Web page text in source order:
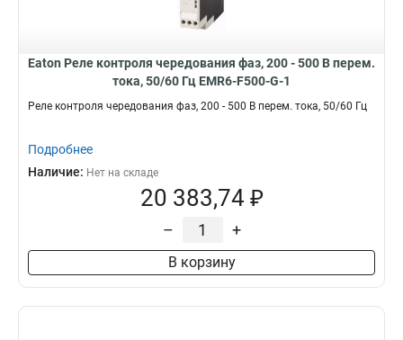
Eaton Реле контроля чередования фаз, 200 - 500 В перем.
тока, 50/60 Гц EMR6-F500-G-1
Реле контроля чередования фаз, 200 - 500 В перем. тока, 50/60 Гц
Подробнее
Наличие: Нет на складе
20 383,74 ₽
– +
В корзину